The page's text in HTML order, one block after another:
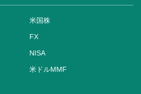
米国株
FX
NISA
米ドルMMF